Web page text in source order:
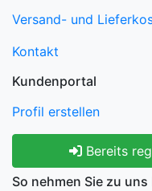
Versand- und
Kontakt
Kundenportal
Profil erstellen
Bereits
So nehmen Sie zu